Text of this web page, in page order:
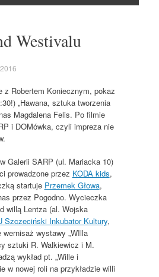
Westivalu
z Robertem Koniecznym, pokaz
„Hawana, sztuka tworzenia
Magdalena Felis. Po filmie
i DOMówka, czyli impreza nie
Galerii SARP (ul. Mariacka 10)
prowadzone przez KODA kids,
startuje Przemek Głowa,
przez Pogodno. Wycieczka
willą Lentza (al. Wojska
Szczeciński Inkubator Kultury,
wystawy „WIlla
sztuki R. Walkiewicz i M.
wykład pt. „Wille i
w nowej roli na przykładzie willi